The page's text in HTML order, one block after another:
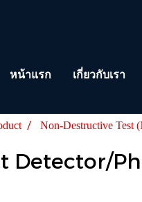
หน้าแรก เกี่ยวกับเรา
Non-Destructive Test
Detector/